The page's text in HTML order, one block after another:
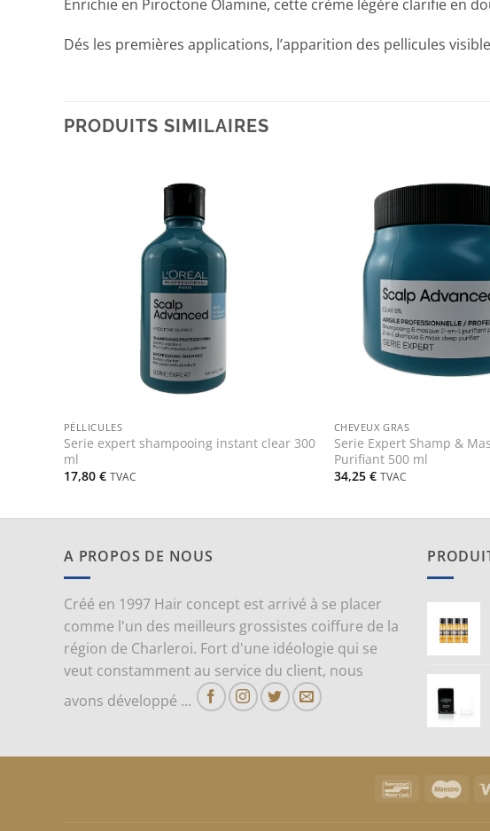
Enrichie en Piroctone Olamine, cette crème légère clarifie en
Dés les premières applications, l’apparition des pellicules
PRODUITS SIMILAIRES
PÉLLICULES
Serie expert shampooing instant clear 300
ml
17,80 € TVAC
CHEVEUX GRAS
Serie Expert Shamp &
Purifiant 500 ml
34,25 € TVAC
A PROPOS DE NOUS
Créé en 1997 Hair concept est arrivé à se placer
comme l'un des meilleurs grossistes coiffure de la
région de Charleroi. Fort d'une idéologie qui se
veut constamment au service du client, nous
avons développé ...
Bancontact